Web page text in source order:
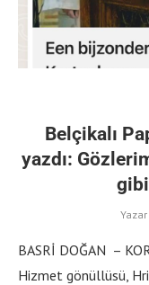
Belçikalı
yazdı:
Yazar
BASRİ DOĞAN –
Hizmet gönüllüsü,